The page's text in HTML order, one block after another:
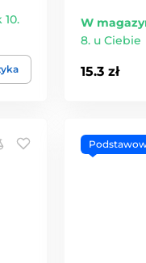
W
8. u Ciebie
15.3 zł